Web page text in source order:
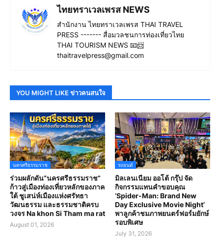
ไทยทราเวลเพรส NEWS
สำนักงาน ไทยทราเวลเพรส THAI TRAVEL
PRESS ------- สื่อมวลชนการท่องเที่ยวไทย
THAI TOURISM NEWS 📧📨
thaitravelpress@gmail.com
YOU MIGHT LIKE ข่าวคนสนใจ
นครศรีธรรมราช
ร่วมผลักดัน“นครศรีธรรมราช”
ก้าวสู่เมืองท่องเที่ยวหลักของภาค
ใต้ ชูเสน่ห์เมืองแห่งศรัทธา
วัฒนธรรม และธรรมชาติครบ
วงจร Na khon Si Tham ma rat
August 01, 2026
รถยนต์
มิลเลนเนียม ออโต้ กรุ๊ป จัด
กิจกรรมแทนคำขอบคุณ
‘Spider-Man: Brand New
Day Exclusive Movie Night’
พาลูกค้าชมภาพยนตร์ฟอร์มยักษ์
รอบพิเศษ
July 31, 2026